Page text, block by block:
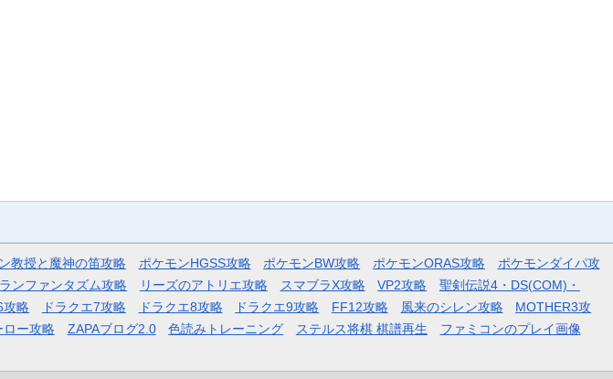
教授と魔神の笛攻略 ポケモンHGSS攻略 ポケモンBW攻略 ポケモンORAS攻略
ポケモンダイパ攻
ンファンタズム攻略 リーズのアトリエ攻略 スマブラX攻略 VP2攻略
聖剣伝説4・DS(COM)・
攻略 ドラクエ7攻略 ドラクエ8攻略 ドラクエ9攻略 FF12攻略 風来のシレン攻略
MOTHER3攻
ロー攻略 ZAPAブログ2.0 色読みトレーニング ステルス将棋 棋譜再生
ファミコンのプレイ画像